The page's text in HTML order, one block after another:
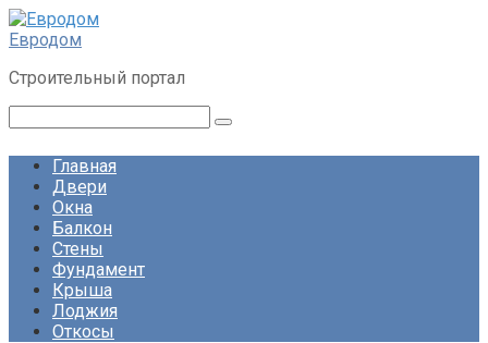
Перейти
к
Евродом
Строительный портал
Главная
Двери
Окна
Балкон
Стены
Фундамент
Крыша
Лоджия
Откосы